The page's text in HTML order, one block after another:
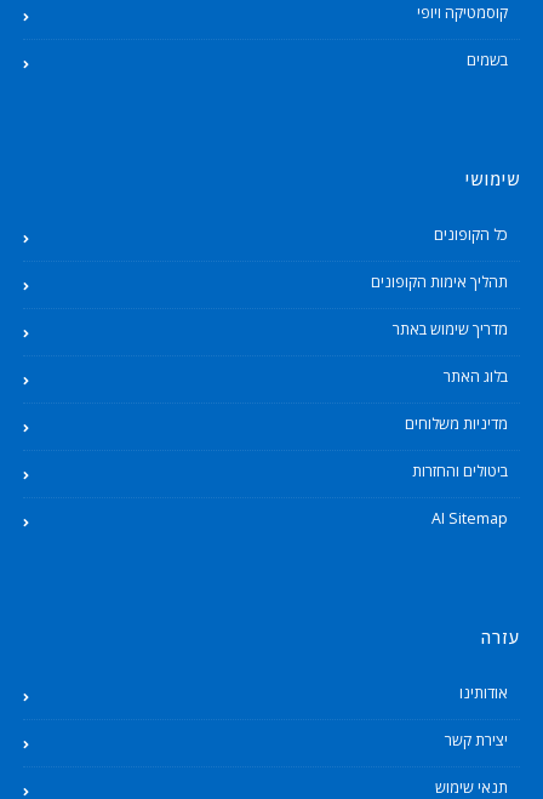
קוסמטיקה ויופי
בשמים
שימושי
כל הקופונים
תהליך אימות הקופונים
מדריך שימוש באתר
בלוג האתר
מדיניות משלוחים
ביטולים והחזרות
AI Sitemap
עזרה
אודותינו
יצירת קשר
תנאי שימוש